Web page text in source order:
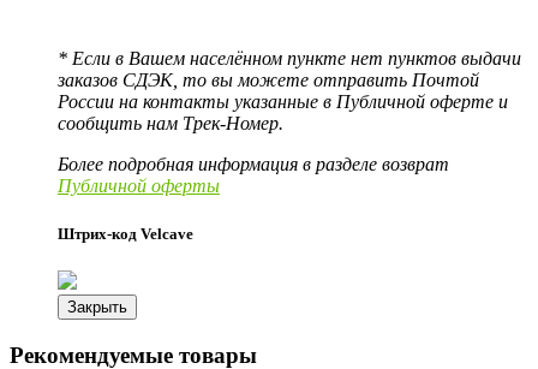
* Если в Вашем населённом пункте нет пунктов выдачи
заказов СДЭК, то вы можете отправить Почтой
России на контакты указанные в Публичной оферте и
сообщить нам Трек-Номер.
Более подробная информация в разделе возврат
Публичной оферты
Штрих-код Velcave
Закрыть
Рекомендуемые товары